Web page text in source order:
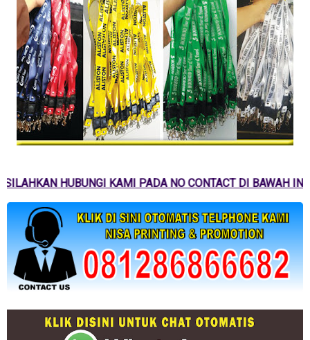
SILAHKAN HUBUNGI KAMI PADA NO CONTACT DI BAWAH INI